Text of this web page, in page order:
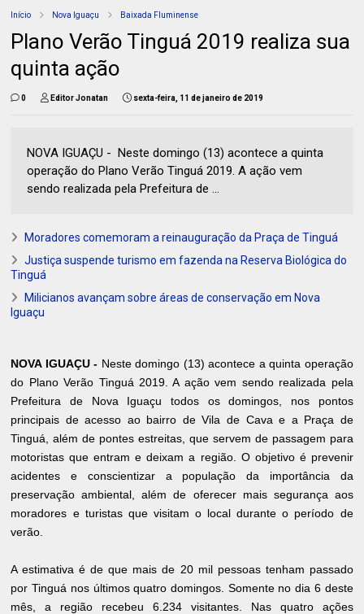
Início Nova Iguaçu Baixada Fluminense
Plano Verão Tinguá 2019 realiza sua
quinta ação
0 Editor Jonatan sexta-feira, 11 de janeiro de 2019
NOVA IGUAÇU - Neste domingo (13) acontece a quinta
operação do Plano Verão Tinguá 2019. A ação vem
sendo realizada pela Prefeitura de ...
Moradores comemoram a reinauguração da Praça de Tinguá
Justiça suspende turismo em fazenda na Reserva Biológica do
Tinguá
Milicianos avançam sobre áreas de conservação em Nova
Iguaçu
NOVA IGUAÇU - Neste domingo (13) acontece a quinta operação
do Plano Verão Tinguá 2019. A ação vem sendo realizada pela
Prefeitura de Nova Iguaçu todos os domingos, nos pontos
principais de acesso ao bairro de Vila de Cava e a Praça de
Tinguá, além de pontes estreitas, que servem de passagem para
motoristas que entram e deixam a região. O objetivo é prevenir
acidentes e conscientizar a população da importância da
preservação ambiental, além de oferecer mais segurança aos
moradores e turistas que visitam o local durante o período de
verão.
A estimativa é de que mais de 20 mil pessoas tenham passado
por Tinguá nos últimos quatro domingos. Somente no dia 6 deste
mês, a região recebeu 6.234 visitantes. Nas quatro ações